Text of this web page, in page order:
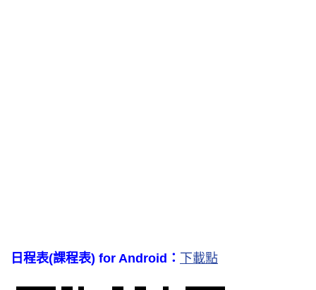
日程表(課程表) for Android： 下載點